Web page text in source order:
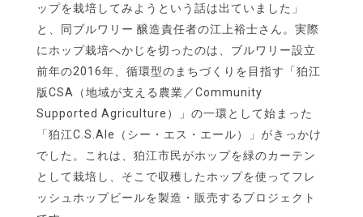
ップを栽培してみようという話は出ていました」
と、同ブルワリー 醸造責任者の江上裕士さん。実際
にホップ栽培へかじを切ったのは、ブルワリー設立
前年の2016年、循環型のまちづくりを目指す「狛江
版CSA（地域が支える農業／Community
Supported Agriculture）」の一環として始まった
「狛江C.S.Ale（シー・エス・エール）」がきっかけ
でした。これは、狛江市民がホップを緑のカーテン
として栽培し、そこで収穫したホップを使ってフレ
ッシュホップビールを製造・販売するプロジェクト